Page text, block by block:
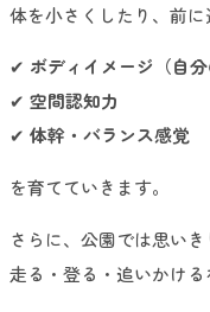
体を小さくしたり、前に
✔ ボディイメージ（自分
✔ 空間認知力
✔ 体幹・バランス感覚
を育てていきます。
さらに、公園では思いき
走る・登る・追いかける